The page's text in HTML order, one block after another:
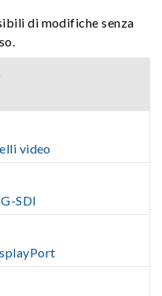
di modifiche senza
video
SDI